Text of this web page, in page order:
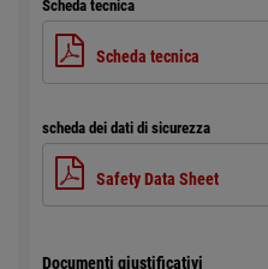
Scheda tecnica
Scheda tecnica
scheda dei dati di sicurezza
Safety Data Sheet
Documenti giustificativi